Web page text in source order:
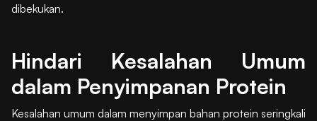
dibekukan.
Hindari Kesalahan Umum
dalam Penyimpanan Protein
Kesalahan umum dalam menyimpan bahan protein seringkali